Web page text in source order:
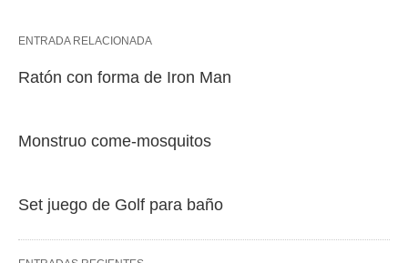
ENTRADA RELACIONADA
Ratón con forma de Iron Man
Monstruo come-mosquitos
Set juego de Golf para baño